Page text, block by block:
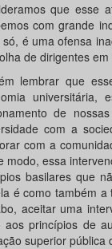
que esse
com grande
só, é uma ofensa
de dirigentes
lembrar que
de
com a
com a
modo, essa
basilares que
é como também
aceitar uma
aos princípios de
superior pública